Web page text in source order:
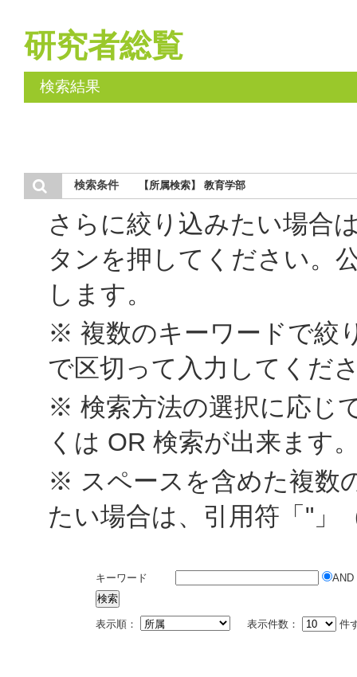
研究者総覧
検索結果
検索条件 【所属検索】 教育学部
さらに絞り込みたい場合
タンを押してください。
します。
※ 複数のキーワードで絞
で区切って入力してくだ
※ 検索方法の選択に応じ
くは OR 検索が出来ます
※ スペースを含めた複数
たい場合は、引用符「"」
キーワード AND
表示順： 表示件数： 件